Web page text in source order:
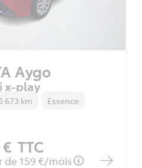
Aygo
x-play
673 km
Essence
TTC
de 159 €/mois